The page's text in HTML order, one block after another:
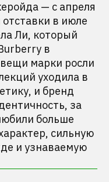
— с апреля
в июле
Ли, который
в
марки росли
уходила в
и бренд
за
больше
сильную
и узнаваемую